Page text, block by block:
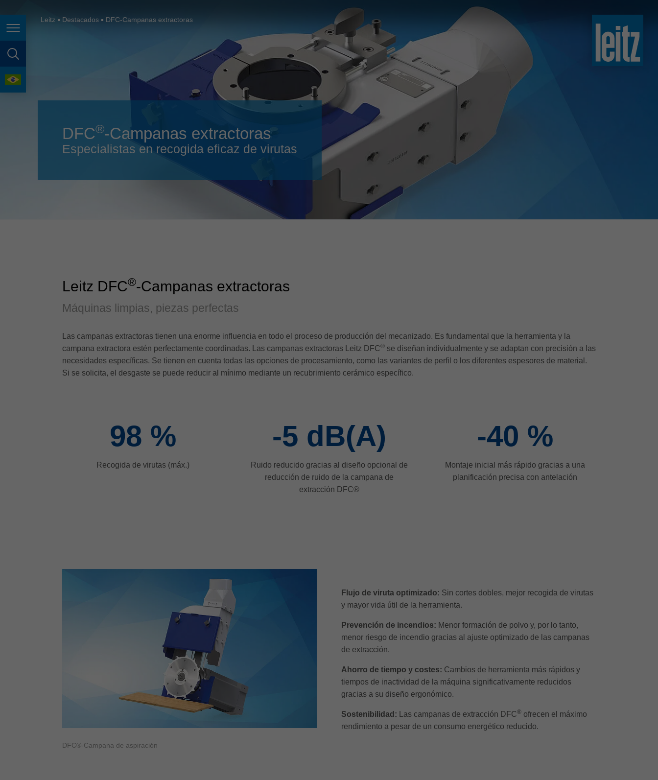
page search
language
France
english
italiano
India english
Japan (日本) 日本語
Magyarország magyar
Malaysia
México
Suomi english
Taiwan
Türkiye
USA english
Việt Nam tiếng việt
中国
ประเทศไทย ไทย
Україна yкраїнська
Leitz Destacados DFC-Campanas extractoras
DFC®-Campanas extractoras
Especialistas en recogida eficaz de virutas
Leitz DFC®-Campanas extractoras
Máquinas limpias, piezas perfectas
Las campanas extractoras tienen una enorme influencia en todo el proceso de producción del mecanizado. Es fundamental que la herramienta y la
campana extractora estén perfectamente coordinadas. Las campanas extractoras Leitz DFC® se diseñan individualmente y se adaptan con precisión a las
necesidades específicas. Se tienen en cuenta todas las opciones de procesamiento, como las variantes de perfil o los diferentes espesores de material.
Si se solicita, el desgaste se puede reducir al mínimo mediante un recubrimiento cerámico específico.
98 %
Recogida de virutas (máx.)
-5 dB(A)
Ruido reducido gracias al diseño opcional de
reducción de ruido de la campana de
extracción DFC®
-40 %
Montaje inicial más rápido gracias a una
planificación precisa con antelación
DFC®-Campana de aspiración
Flujo de viruta optimizado: Sin cortes dobles, mejor recogida de virutas
y mayor vida útil de la herramienta.
Prevención de incendios: Menor formación de polvo y, por lo tanto,
menor riesgo de incendio gracias al ajuste optimizado de las campanas
de extracción.
Ahorro de tiempo y costes: Cambios de herramienta más rápidos y
tiempos de inactividad de la máquina significativamente reducidos
gracias a su diseño ergonómico.
Sostenibilidad: Las campanas de extracción DFC® ofrecen el máximo
rendimiento a pesar de un consumo energético reducido.